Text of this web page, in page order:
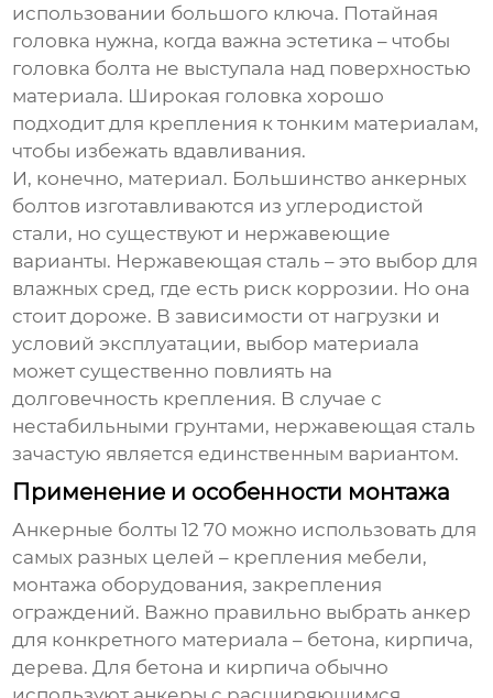
использовании большого ключа. Потайная
головка нужна, когда важна эстетика – чтобы
головка болта не выступала над поверхностью
материала. Широкая головка хорошо
подходит для крепления к тонким материалам,
чтобы избежать вдавливания.
И, конечно, материал. Большинство анкерных
болтов изготавливаются из углеродистой
стали, но существуют и нержавеющие
варианты. Нержавеющая сталь – это выбор для
влажных сред, где есть риск коррозии. Но она
стоит дороже. В зависимости от нагрузки и
условий эксплуатации, выбор материала
может существенно повлиять на
долговечность крепления. В случае с
нестабильными грунтами, нержавеющая сталь
зачастую является единственным вариантом.
Применение и особенности монтажа
Анкерные болты 12 70 можно использовать для
самых разных целей – крепления мебели,
монтажа оборудования, закрепления
ограждений. Важно правильно выбрать анкер
для конкретного материала – бетона, кирпича,
дерева. Для бетона и кирпича обычно